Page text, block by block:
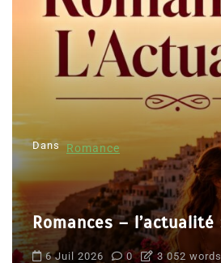
Dans Romance
Romances –
6 Juil 2026 0 3 052 words